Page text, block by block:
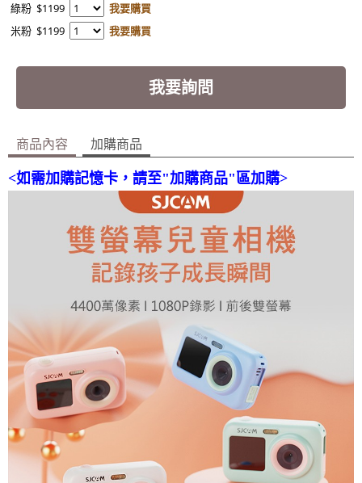
綠粉 $1199
我要購買
米粉 $1199 我要購買
我要詢問
商品內容 加購商品
<如需加購記憶卡，請至"加購商品"區加購>